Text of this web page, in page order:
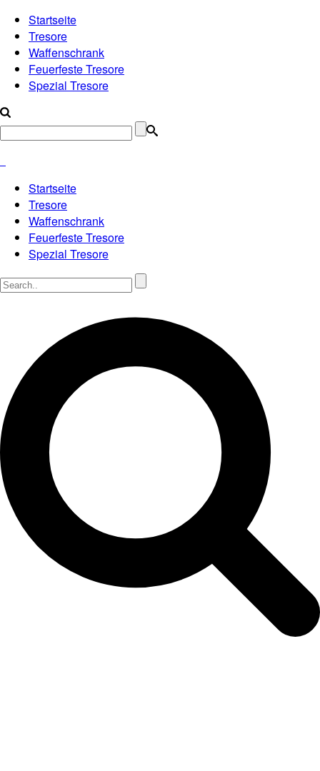
Startseite
Tresore
Waffenschrank
Feuerfeste Tresore
Spezial Tresore
Startseite
Tresore
Waffenschrank
Feuerfeste Tresore
Spezial Tresore